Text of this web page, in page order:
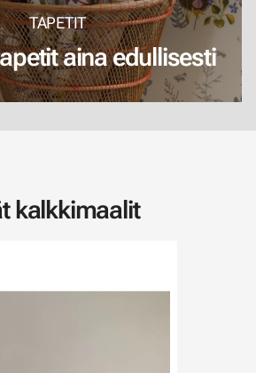
TAPETIT
aina edullisesti
kalkkimaalit